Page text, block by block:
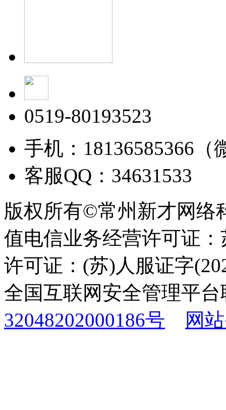
0519-80193523
手机：18136585366（
客服QQ：34631533
版权所有©常州新才网络
值电信业务经营许可证
许可证：(苏)人服证字
全国互联网安全管理平
32048202000186号
网